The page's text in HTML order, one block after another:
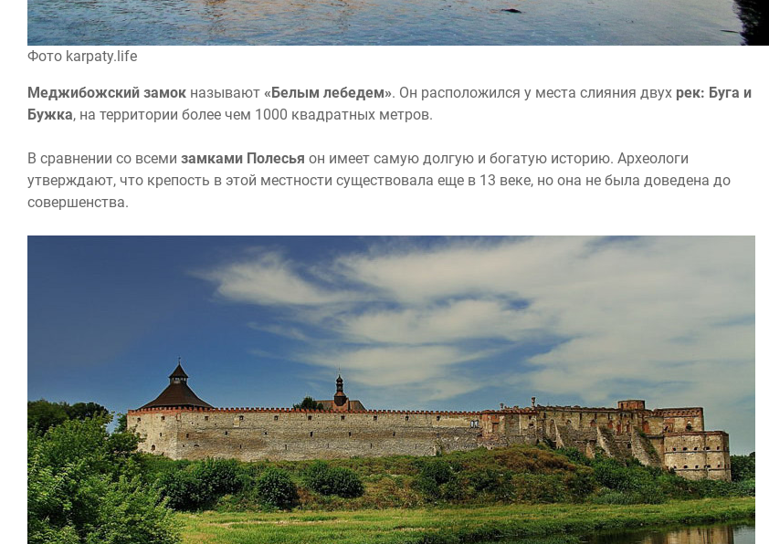
Фото karpaty.life
Меджибожский замок называют «Белым лебедем». Он расположился у места слияния двух рек: Буга и
Бужка, на территории более чем 1000 квадратных метров.
В сравнении со всеми замками Полесья он имеет самую долгую и богатую историю. Археологи
утверждают, что крепость в этой местности существовала еще в 13 веке, но она не была доведена до
совершенства.